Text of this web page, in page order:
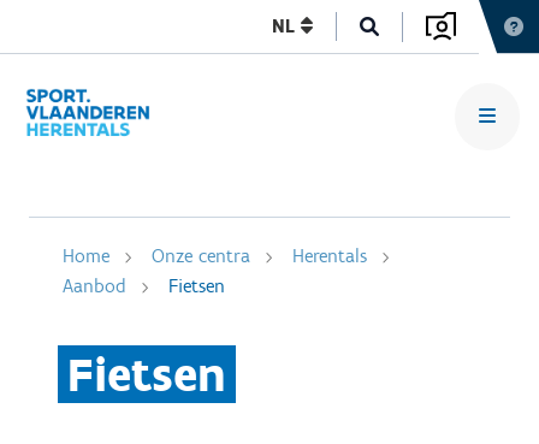
NL
Home Onze centra
Herentals
Aanbod
Fietsen
Fietsen